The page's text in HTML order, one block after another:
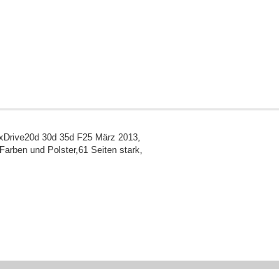
30d 35d F25 März 2013,
und Polster,61 Seiten stark,